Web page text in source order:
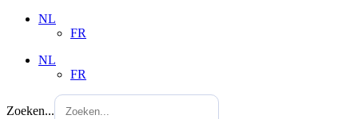
NL
FR
NL
FR
Zoeken...